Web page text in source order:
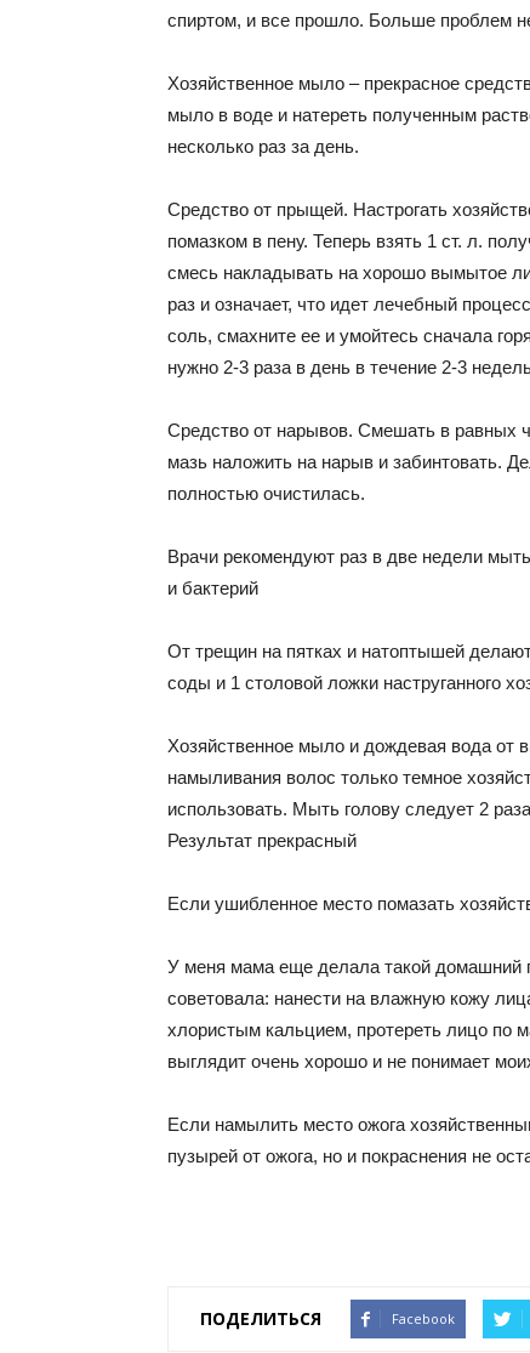
спиртом, и все прошло. Больше проблем
Хозяйственное мыло – прекрасное
мыло в воде и натереть полученным
несколько раз за день.
Средство от прыщей. Настрогать
помазком в пену. Теперь взять 1 ст. л.
смесь накладывать на хорошо вымытое
раз и означает, что идет лечебный
соль, смахните ее и умойтесь сначала
нужно 2-3 раза в день в течение 2-3
Средство от нарывов. Смешать в равных
мазь наложить на нарыв и забинтовать.
полностью очистилась.
Врачи рекомендуют раз в две недели
и бактерий
От трещин на пятках и натоптышей
соды и 1 столовой ложки наструганного
Хозяйственное мыло и дождевая вода от
намыливания волос только темное
использовать. Мыть голову следует 2
Результат прекрасный
Если ушибленное место помазать
У меня мама еще делала такой домашний
советовала: нанести на влажную кожу
хлористым кальцием, протереть лицо
выглядит очень хорошо и не понимает
Если намылить место ожога
пузырей от ожога, но и покраснения не
ПОДЕЛИТЬСЯ Facebook